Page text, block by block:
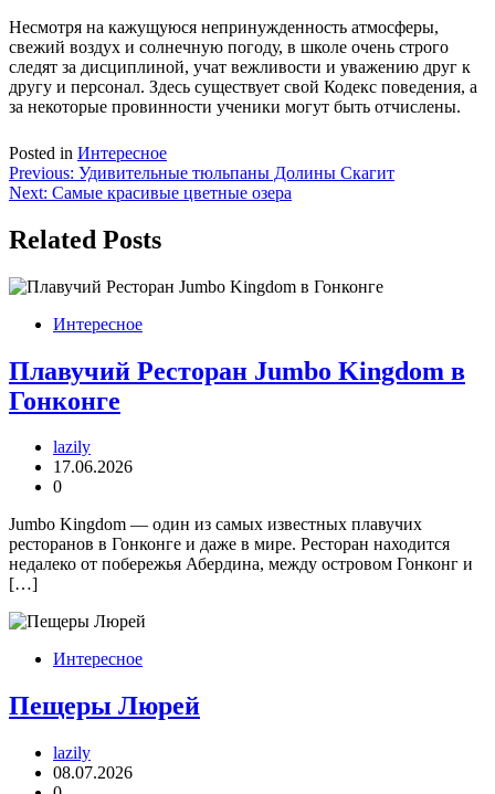
Несмотря на кажущуюся непринужденность атмосферы,
свежий воздух и солнечную погоду, в школе очень строго
следят за дисциплиной, учат вежливости и уважению друг к
другу и персонал. Здесь существует свой Кодекс поведения, а
за некоторые провинности ученики могут быть отчислены.
Posted in Интересное
Навигация
по
записям
Previous: Удивительные тюльпаны Долины Скагит
Next: Самые красивые цветные озера
Related Posts
Интересное
Плавучий Ресторан Jumbo Kingdom в
Гонконге
lazily
17.06.2026
0
Jumbo Kingdom — один из самых известных плавучих
ресторанов в Гонконге и даже в мире. Ресторан находится
недалеко от побережья Абердина, между островом Гонконг и
[…]
Интересное
Пещеры Люрей
lazily
08.07.2026